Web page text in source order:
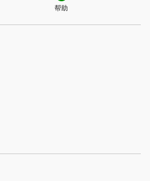
帮助